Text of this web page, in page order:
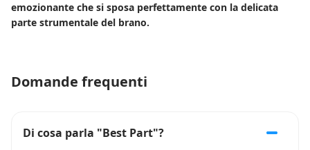
emozionante che si sposa perfettamente con la delicata
parte strumentale del brano.
Domande frequenti
Di cosa parla "Best Part"?